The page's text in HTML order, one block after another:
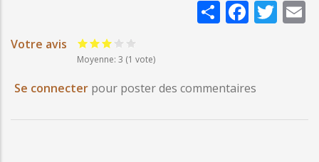
Share
Votre avis
Moyenne: 3 (1 vote)
Se connecter pour poster des commentaires